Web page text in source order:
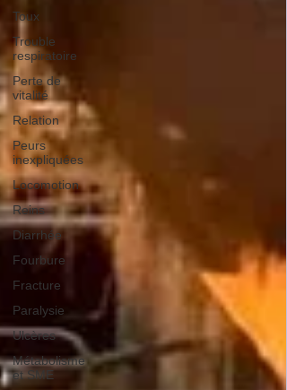
Toux
Trouble
respiratoire
Perte de
vitalité
Relation
Peurs
inexpliquées
Locomotion
Reins
Diarrhée
Fourbure
Fracture
Paralysie
Ulcères
Métabolisme
et SME